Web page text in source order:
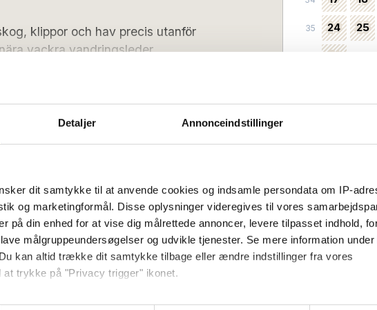
Detaljer Annonceindstillinger
dit samtykke til at anvende cookies og indsamle persondata om IP-
og marketingformål. Disse oplysninger videregives til vores
på din enhed for at vise dig målrettede annoncer, levere tilpasset indhold,
målgruppeundersøgelser og udvikle tjenester. Se mere information under
kan altid trække dit samtykke tilbage eller ændre indstillinger fra vores
trykke på "Privacy trigger" ikonet.
gerne:
klippor och hav precis utanför
vackra vandringsleder,
områden, där gran- och
– men området erbjuder också vackra
Rø Plantage, Borgedalssøen och
och är inredda med ett separat
– perfekt för par, familjer eller
under sin semester. Efter dagens
16:00 Utcheckning (senast): 10:00
Diskmaskin
Terrass/balkong
35 24 25
31
Valbart som
2 personer